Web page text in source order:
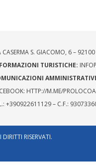
CASERMA S. GIACOMO, 6 –
TURISTICHE:
HTTP://M.ME/
+390922611129 – C.F.:
RISERVATI.